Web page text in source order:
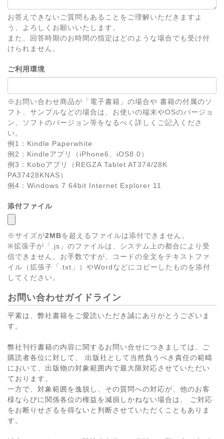
お答えできないご質問もあることをご理解いただきますよ
う、よろしくお願いいたします。
また、回答時期のお時間の指定はどのような場合でも受け付
けられません。
ご利用環境
※お問い合わせ商品が「電子書籍」の場合や 書籍の付属のソ
フト、サンプルなどの場合は、お使いの端末やOSのバージョ
ン、ソフトのバージョン等をなるべく詳しくご記入くださ
い。
例1：Kindle Paperwhite
例2：Kindleアプリ（iPhone6、iOS8.0）
例3：Koboアプリ（REGZA Tablet AT374/28K
PA37428KNAS）
例4：Windows 7 64bit Internet Explorer 11
添付ファイル
※サイズが2MBを超えるファイルは添付できません。
※拡張子が「.js」のファイルは、システム上の都合により受
信できません。お手数ですが、コードの全文をテキストファ
イル（拡張子「.txt」）やWordなどにコピーしたものを添付
してください。
お問い合わせガイドライン
平素は、弊社書籍をご愛読いただき誠にありがとうございま
す。
弊社刊行書籍の内容に関するお問い合せにつきましては、ご
購読者各位に対して、 出版社として当然負うべき責任の範疇
において、出版物の対象範囲内で最大限対応させていただい
ております。
一方で、対象範囲を逸脱し、その質問への対応が、他のお客
様ならびに関係各位の権益を減損しかねない場合は、 ご対応
をお断りせざるを得ないと判断させていただくこともありま
す。